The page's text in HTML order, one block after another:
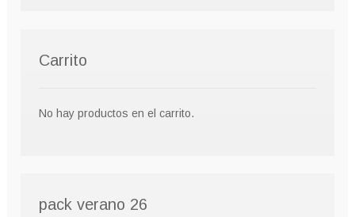
Carrito
No hay productos en el carrito.
pack verano 26